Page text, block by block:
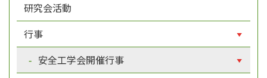
研究会活動
行事
安全工学会開催行事